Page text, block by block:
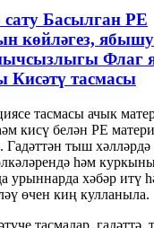
Басылган PE
көйләгез, ябышу
Флаг
Кисәтү тасмасы
тасмасы ачык
кисү белән PE
Гадәттән тыш хәлләрдә
һәм
урыннарда хәбәр итү
өчен киң кулланыла.
тасмалар, гадәттә,